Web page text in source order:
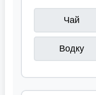
Чай
Водку